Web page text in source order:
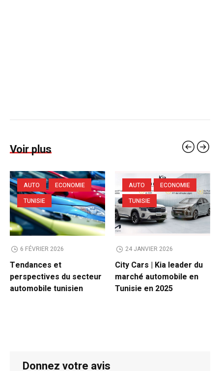
Voir plus
AUTO
ECONOMIE
TUNISIE
6 FÉVRIER 2026
Tendances et
perspectives du secteur
automobile tunisien
AUTO
ECONOMIE
TUNISIE
24 JANVIER 2026
City Cars | Kia leader du
marché automobile en
Tunisie en 2025
Donnez votre avis